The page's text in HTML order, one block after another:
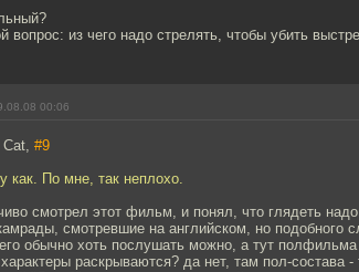
вопрос: из чего надо стрелять, чтобы убить
00:06
#9
как. По мне, так неплохо.
смотрел этот фильм, и понял, что глядеть
смотревшие на английском, но подобного
обычно хоть послушать можно, а тут
раскрываются? да нет, там пол-состава